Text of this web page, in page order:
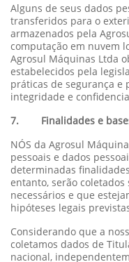
Alguns de seus dados
transferidos para o
armazenados pela
computação em nuvem
Agrosul Máquinas Ltda
estabelecidos pela
práticas de segurança e
integridade e
7. Finalidades e bases
NÓS da Agrosul
pessoais e dados
determinadas
entanto, serão
necessários e que
hipóteses legais
Considerando que a
coletamos dados de
nacional,